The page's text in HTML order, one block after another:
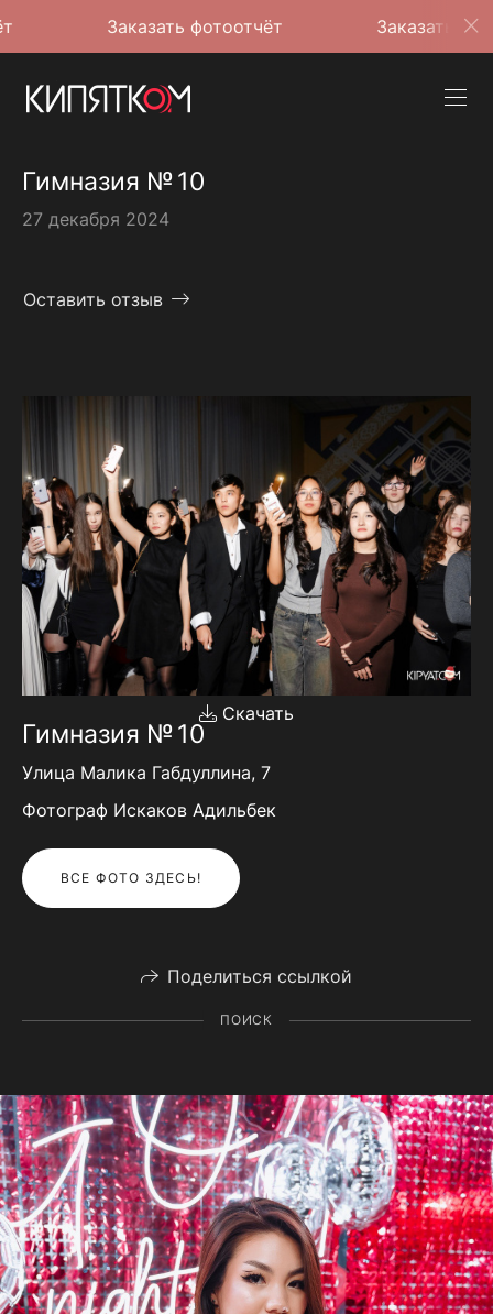
Заказать фотоотчёт Заказать фотоотчёт
Гимназия № 10
27 декабря 2024
Оставить отзыв
Скачать
Гимназия № 10
Улица Малика Габдуллина, 7
Фотограф Искаков Адильбек
ВСЕ ФОТО ЗДЕСЬ!
Поделиться ссылкой
ПОИСК